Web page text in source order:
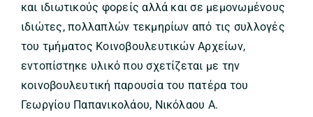
και ιδιωτικούς φορείς αλλά και σε μεμονωμένους
ιδιώτες, πολλαπλών τεκμηρίων από τις συλλογές
του τμήματος Κοινοβουλευτικών Αρχείων,
εντοπίστηκε υλικό που σχετίζεται με την
κοινοβουλευτική παρουσία του πατέρα του
Γεωργίου Παπανικολάου, Νικόλαου Α.